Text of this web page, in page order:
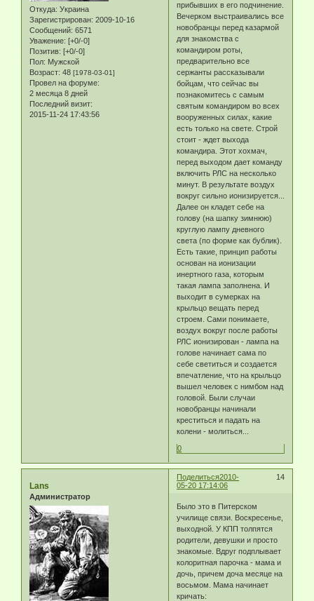
Откуда: Украина
Зарегистрирован: 2009-10-16
Сообщений: 6571
Уважение: [+0/-0]
Позитив: [+0/-0]
Пол: Мужской
Возраст: 48 [1978-03-01]
Провел на форуме:
2 месяца 8 дней
Последний визит:
2015-11-24 17:43:56
прибывших в его подчинение.
Вечерком выстраивались все
новобранцы перед казармой
для знакомства с
командиром роты,
предварительно все
сержанты рассказывали
бойцам, что сейчас вы
познакомитесь с самым
святым командиром во всех
вооруженных силах, какие
есть только на свете. Строй
стоит - ждет выхода
командира. Этот хохмач,
перед выходом дает команду
включить РЛС на несколько
минут. В результате воздух
вокруг сильно ионизируется...
Далее он кладет себе на
голову (на шапку зимнюю)
круглую лампу дневного
света (по форме как бублик).
Есть такие, принцип работы
основан на ионизации
инертного газа, которым
такая лампа заполнена. И
выходит в сумерках на
крыльцо вещать перед
строем. Сами понимаете,
воздух вокруг после работы
РЛС ионизирован - лампа на
голове начинает сама по
себе светиться и создается
впечатление, что на крыльцо
вышел человек с нимбом над
головой. Были случаи
новобранцы начинали
креститься и падать на
колени - молиться...
0
Поделиться 14
2010-
05-20 17:14:06
Lans
Администратор
Было это в Питерском
училище связи. Воскресенье,
выходной. У КПП толпятся
родители, девушки и просто
знакомые. Вдруг подплывает
колоритная парочка - мама и
дочь, причем доча месяце на
восьмом. Мама начинает
кричать: